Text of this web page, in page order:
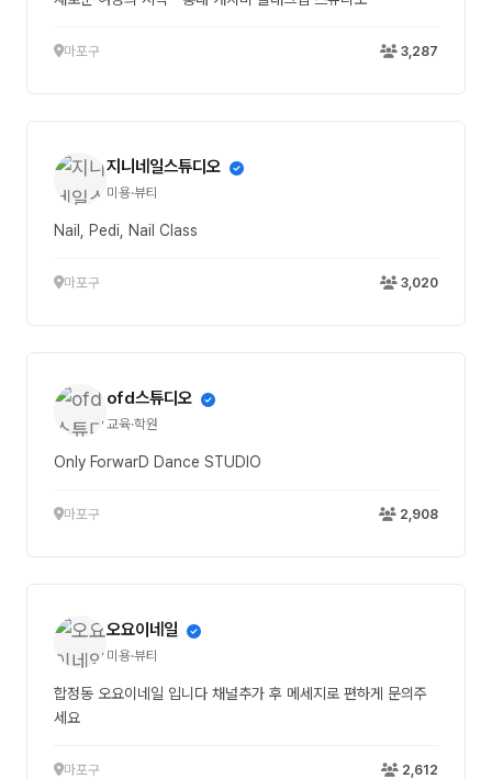
마포구 3,287
지니네일스튜디오
미용·뷰티
Nail, Pedi, Nail Class
마포구 3,020
ofd스튜디오
교육·학원
Only ForwarD Dance STUDIO
마포구 2,908
오요이네일
미용·뷰티
합정동 오요이네일 입니다 채널추가 후 메세지로 편하게 문의주
세요
마포구 2,612